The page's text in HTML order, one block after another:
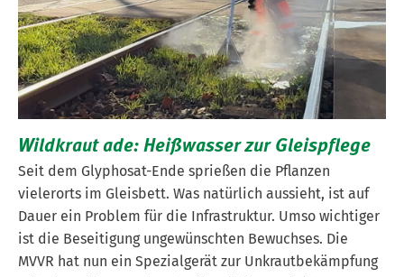
Wildkraut ade: Heißwasser zur Gleispflege
Seit dem Glyphosat-Ende sprießen die Pflanzen
vielerorts im Gleisbett. Was natürlich aussieht, ist auf
Dauer ein Problem für die Infrastruktur. Umso wichtiger
ist die Beseitigung ungewünschten Bewuchses. Die
MVVR hat nun ein Spezialgerät zur Unkrautbekämpfung